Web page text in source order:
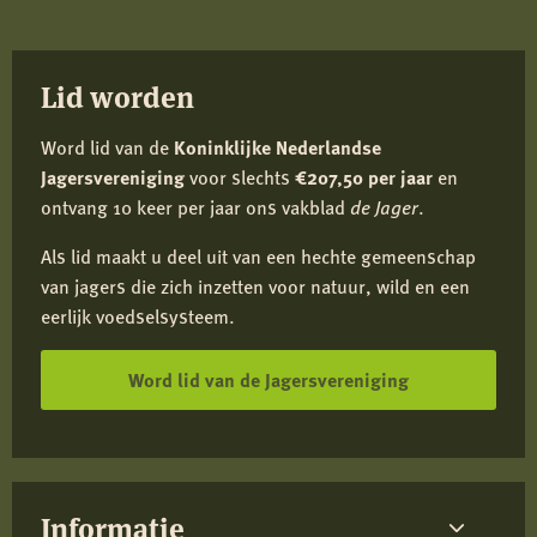
Informatie
Lid worden
Word lid van de Koninklijke Nederlandse
Jagersverenigingvoor slechts €207,50 per jaar en
ontvang 10 keer per jaar ons vakblad de Jager.
Als lid maakt u deel uit van een hechte gemeenschap
van jagers die zich inzetten voor natuur, wild en een
eerlijk voedselsysteem.
Word lid van de Jagersvereniging